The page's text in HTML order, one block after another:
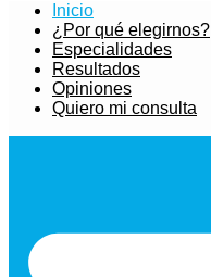
Inicio
¿Por qué elegirnos?
Especialidades
Resultados
Opiniones
Quiero mi consulta